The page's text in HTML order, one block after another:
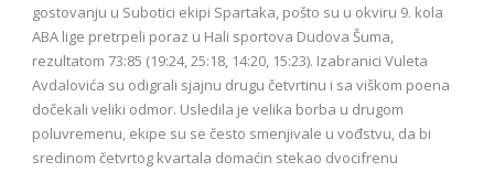
gostovanju u Subotici ekipi Spartaka, pošto su u okviru 9. kola
ABA lige pretrpeli poraz u Hali sportova Dudova Šuma,
rezultatom 73:85 (19:24, 25:18, 14:20, 15:23). Izabranici Vuleta
Avdalovića su odigrali sjajnu drugu četvrtinu i sa viškom poena
dočekali veliki odmor. Usledila je velika borba u drugom
poluvremenu, ekipe su se često smenjivale u vođstvu, da bi
sredinom četvrtog kvartala domaćin stekao dvocifrenu